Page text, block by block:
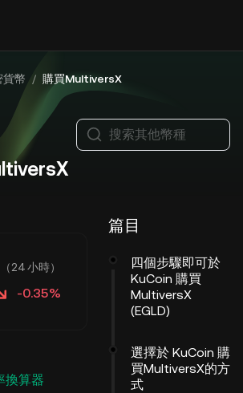
貨幣 / 購買MultiversX
24 小時）
-0.35%
換算器
搜索其他幣種
篇目
四個步驟即可於
KuCoin 購買
MultiversX
(EGLD)
選擇於 KuCoin 購
買MultiversX的方
式